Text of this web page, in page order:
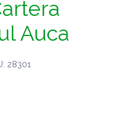
Auca
28301